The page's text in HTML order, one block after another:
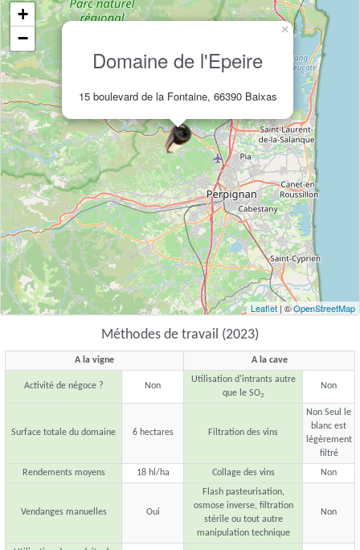
Domaine de l'Epeire
15 boulevard de la Fontaine, 66390 Baixas
×
+
−
Leaflet| ©OpenStreetMap
Méthodes de travail (2023)
A la vigne A la cave
Activité de négoce ? Non
Utilisation d'intrants autre
que le SO2
Non
Surface totale du domaine 6 hectares Filtration des vins
Non Seul le
blanc est
légèrement
filtré
Rendements moyens
18 hl/ha Collage des vins Non
Vendanges manuelles Oui
Flash pasteurisation,
osmose inverse, filtration
stérile ou tout autre
manipulation technique
Non